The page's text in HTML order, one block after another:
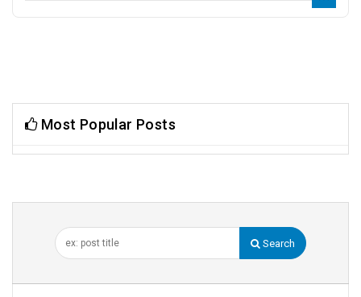
Most Popular Posts
Search